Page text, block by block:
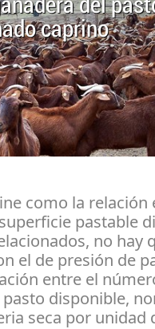
del
caprino
como la relación
pastable
no hay
el de presión de
entre el
disponible,
seca por unidad